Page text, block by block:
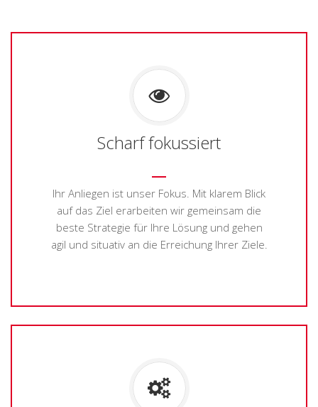
Scharf fokussiert
Ihr Anliegen ist unser Fokus. Mit klarem Blick
auf das Ziel erarbeiten wir gemeinsam die
beste Strategie für Ihre Lösung und gehen
agil und situativ an die Erreichung Ihrer Ziele.